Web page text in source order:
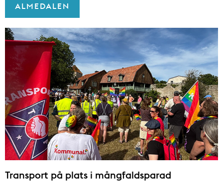
ALMEDALEN
Transport på plats i mångfaldsparad